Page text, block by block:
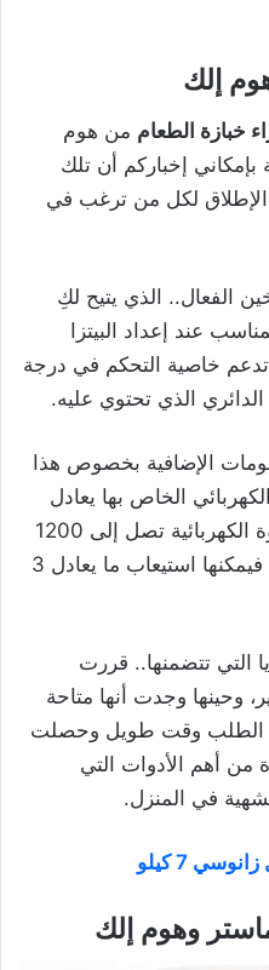
إلك
خبازة الطعام من هوم
إخباركم أن تلك
لكل من ترغب في
الفعال.. الذي يتيح لكِ
عند إعداد البيتزا
تدعم خاصية التحكم في درجة
الذي تحتوي عليه.
الإضافية بخصوص هذا
الخاص بها يعادل
220 فولت، علاوة على أن القوة الكهربائية تصل إلى 1200
واط، أما عن السعة الخاصة بها فيمكنها استيعاب ما يعادل 3
التي تتضمنها.. قررت
وحينها وجدت أنها متاحة
الطلب وقت طويل وحصلت
من أهم الأدوات التي
في المنزل.
7 كيلو
وهوم إلك